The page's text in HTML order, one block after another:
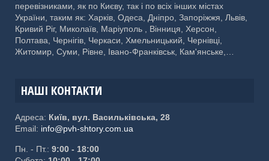
перевізниками, як по Києву, так і по всіх інших містах
України, таким як: Харків, Одеса, Дніпро, Запоріжжя, Львів,
Кривий Ріг, Миколаїв, Маріуполь , Вінниця, Херсон,
Полтава, Чернігів, Черкаси, Хмельницький, Чернівці,
Житомир, Суми, Рівне, Івано-Франківськ, Кам'янське,
Бердянськ, Бровари, Павлоград, Сєвєродонецьк
НАШІ КОНТАКТИ
Адреса: Київ, вул. Васильківська, 28
Email: info@pvh-shtory.com.ua
Пн. - Пт.: 9:00 - 18:00